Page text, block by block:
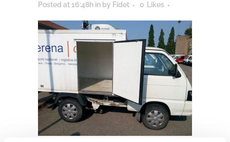
Posted at 16:48h in by Fidet 0 Likes